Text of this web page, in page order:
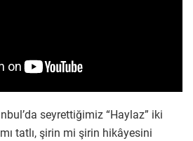
seyrettiğimiz “Haylaz” iki
tatlı, şirin mi şirin hikâyesini